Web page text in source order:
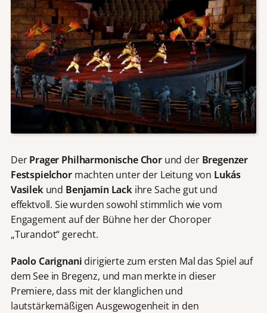
DerPrager Philharmonische Chorund der Bregenzer
Festspielchor machten unter der Leitung von Lukás
Vasilekund Benjamin Lackihre Sache gut und
effektvoll. Sie wurden sowohl stimmlich wie vom
Engagement auf der Bühne her der Choroper
„Turandot“ gerecht.
Paolo Carignani dirigierte zum ersten Mal das Spiel auf
dem See in Bregenz, und man merkte in dieser
Premiere, dass mit der klanglichen und
lautstärkemäßigen Ausgewogenheit in den